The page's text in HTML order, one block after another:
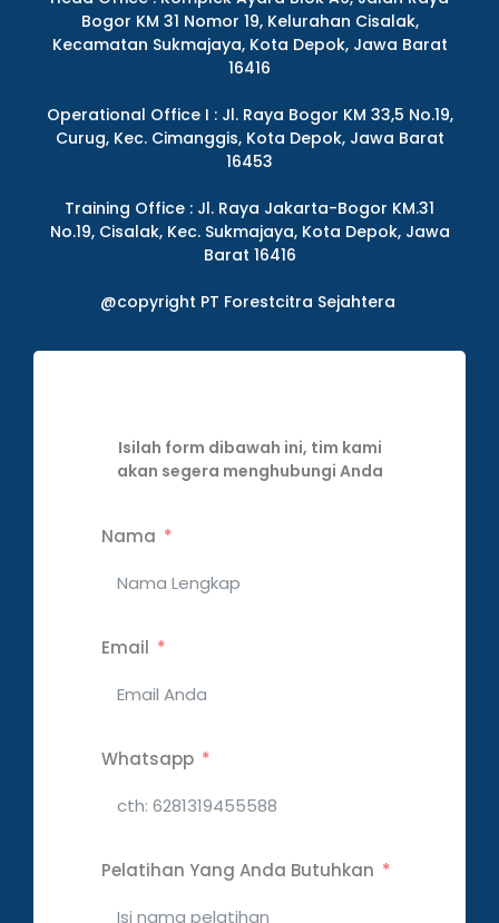
Bogor KM 31 Nomor 19, Kelurahan Cisalak,
Kecamatan Sukmajaya, Kota Depok, Jawa Barat
16416
Operational Office I : Jl. Raya Bogor KM 33,5 No.19,
Curug, Kec. Cimanggis, Kota Depok, Jawa Barat
16453
Training Office : Jl. Raya Jakarta-Bogor KM.31
No.19, Cisalak, Kec. Sukmajaya, Kota Depok, Jawa
Barat 16416
@copyright PT Forestcitra Sejahtera
Isilah form dibawah ini, tim kami
akan segera menghubungi Anda
Nama
Email
Whatsapp
Pelatihan Yang Anda Butuhkan